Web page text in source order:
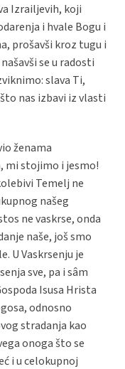
Izrailjevih, koji
i hvale Bogu i
prošavši kroz tugu i
se u radosti
slava Ti,
nas izbavi iz vlasti
ženama
mi stojimo i jesmo!
Temelj ne
našeg
ne vaskrse, onda
naše, još smo
U Vaskrsenju je
sve, pa i sâm
Isusa Hrista
odnosno
stradanja kao
onoga što se
i u celokupnoj